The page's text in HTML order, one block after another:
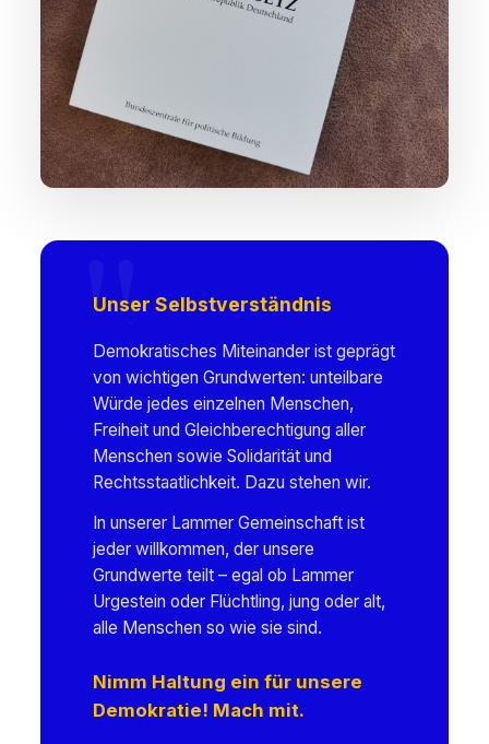
Unser Selbstverständnis
Demokratisches Miteinander ist geprägt
von wichtigen Grundwerten: unteilbare
Würde jedes einzelnen Menschen,
Freiheit und Gleichberechtigung aller
Menschen sowie Solidarität und
Rechtsstaatlichkeit. Dazu stehen wir.
In unserer Lammer Gemeinschaft ist
jeder willkommen, der unsere
Grundwerte teilt – egal ob Lammer
Urgestein oder Flüchtling, jung oder alt,
alle Menschen so wie sie sind.
Nimm Haltung ein für unsere
Demokratie! Mach mit.